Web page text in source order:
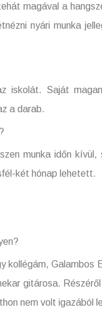
magával a
nyári munka
iskolát. Saját
a darab.
munka időn
két hónap lehetett.
kollégám,
gitárosa.
nem volt igazából